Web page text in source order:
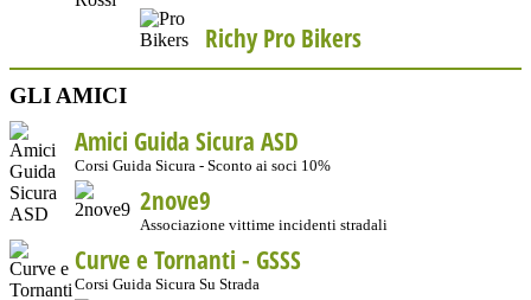
Richy Pro Bikers
GLI AMICI
Amici Guida Sicura ASD
Corsi Guida Sicura - Sconto ai soci 10%
2nove9
Associazione vittime incidenti stradali
Curve e Tornanti - GSSS
Corsi Guida Sicura Su Strada